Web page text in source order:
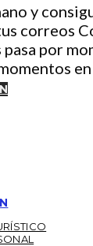
y
correos
por